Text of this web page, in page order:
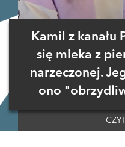
Kamil z kanału
się mleka z
narzeczonej.
ono